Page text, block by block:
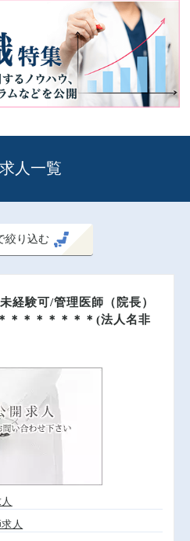
トコム、M3キャリアエージェン
師転職エージェントと様々な形で
医師の皆さまに安心してご利用い
ージェント紹介サイトとなるべ
公開していきます。
へ
上、各医療機関様の求人を直接
もお請け出来かねますので ご了
願い致します。
転職エージェント様は お手数で
りご連絡をお願い致します。
らから
人一覧
絞り込む
経験可/管理医師（院長）
＊＊＊＊＊＊＊(法人名非
人